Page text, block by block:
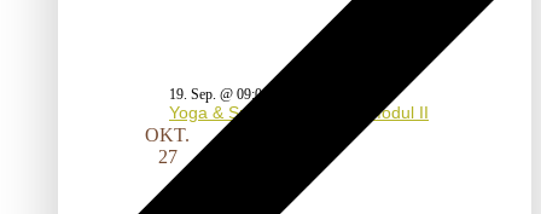
19. Sep. @ 09:00
Yoga & Spiraldynamik® – Modul II
OKT.
27